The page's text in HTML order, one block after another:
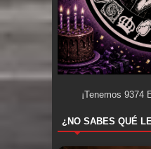
¡Tenemos 9374
¿NO SABES QUÉ